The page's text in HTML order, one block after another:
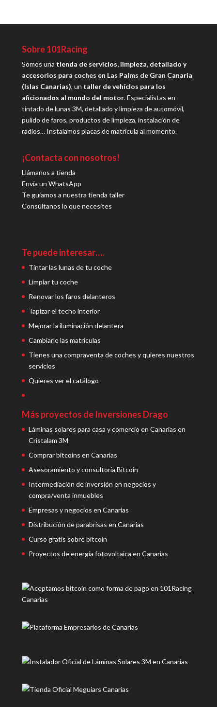
Sobre 101Racing
Somos una tienda de servicios, limpieza, detallado y
accesorios para coches en Las Palms de Gran Canaria
(Islas Canarias), un taller de vehíclos para los
aficionados al mundo del motor. Especialistas en
tintado de lunas 3M, detallado y limpieza de automóvil,
pulido de faros, productos de limpieza, instalación de
radios… Instalamos placas de matrícula al momento.
¡Contacta con nosotros!
Llámanos a tienda
Envía un WhatsApp
Te guiamos a nuestra tienda taller
Consúltanos lo que necesites
Te puede interesar….
Tintar las lunas de tu coche
Limpiar tu coche
Renovar los faros delanteros
Tapizar el techo interior
Mejorar la iluminación delantera
Cambiarle las matrículas
Tienes una compraventa de coches y quieres nuestros
servicios
Quieres ver el catálogo
Más proyectos de Inversiones Drago
Láminas solares para casa y comercio en Canarias en
Cristalam 3M
Comprar bitcoins en Canarias
Asesoramiento y consultoría Bitcoin
Intermediación de inversión en negocios y
compra/venta inmuebles
Empresas y negocios en Canarias
Distribución de parabrisas en Canarias
Curso gratis sobre bitcoin
Proyectos de energía fotovoltaica en Canarias